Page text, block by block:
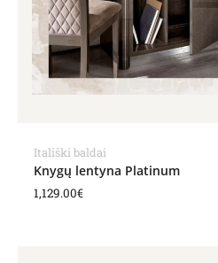
Itališki baldai
Knygų lentyna Platinum
1,129.00€